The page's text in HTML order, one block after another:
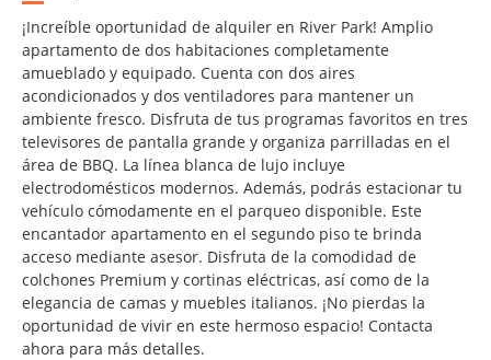
¡Increíble oportunidad de alquiler en River Park! Amplio
apartamento de dos habitaciones completamente
amueblado y equipado. Cuenta con dos aires
acondicionados y dos ventiladores para mantener un
ambiente fresco. Disfruta de tus programas favoritos en tres
televisores de pantalla grande y organiza parrilladas en el
área de BBQ. La línea blanca de lujo incluye
electrodomésticos modernos. Además, podrás estacionar tu
vehículo cómodamente en el parqueo disponible. Este
encantador apartamento en el segundo piso te brinda
acceso mediante asesor. Disfruta de la comodidad de
colchones Premium y cortinas eléctricas, así como de la
elegancia de camas y muebles italianos. ¡No pierdas la
oportunidad de vivir en este hermoso espacio! Contacta
ahora para más detalles.